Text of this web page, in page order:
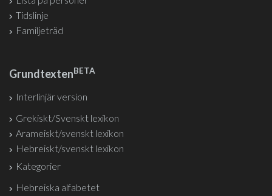
Tidslinje
Familjeträd
GrundtextenBETA
Interlinjär version
Grekiskt/Svenskt lexikon
Arameiskt/svenskt lexikon
Hebreiskt/svenskt lexikon
Kategorier
Hebreiska alfabetet